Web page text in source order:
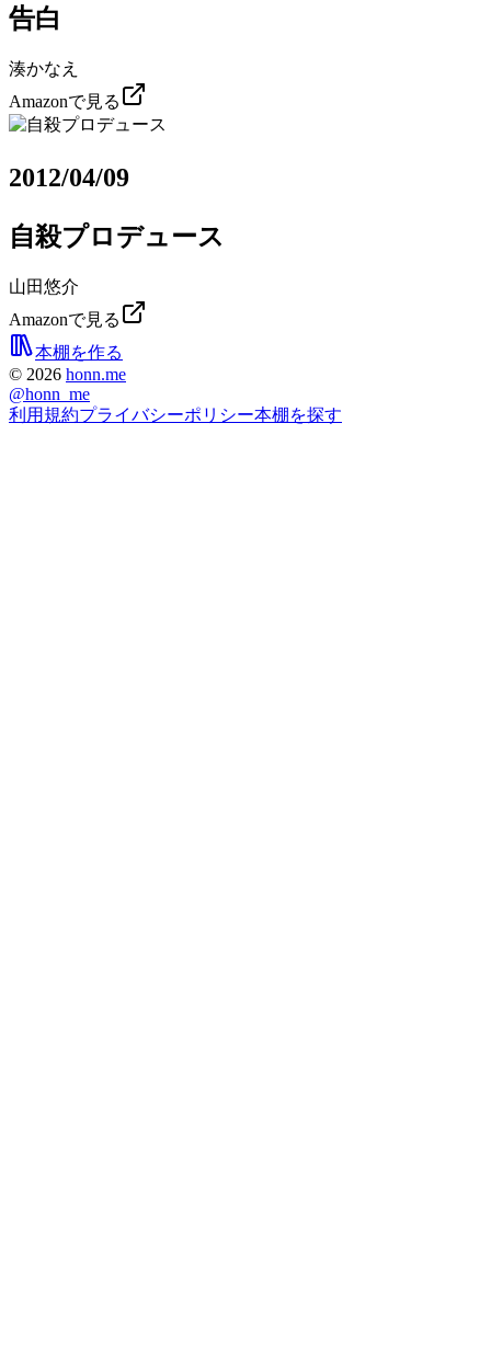
告白
湊かなえ
Amazonで見る
2012/04/09
自殺プロデュース
山田悠介
Amazonで見る
本棚を作る
© 2026 honn.me
@honn_me
利用規約プライバシーポリシー本棚を探す